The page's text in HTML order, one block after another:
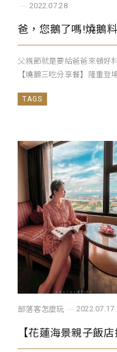
2022.07.28
爸，您鵝了嗎!燒鵝
父親節就是要給爸爸來頓好
【燒鵝三吃分享餐】隆重登
部落客怎麼玩 2022.07.17